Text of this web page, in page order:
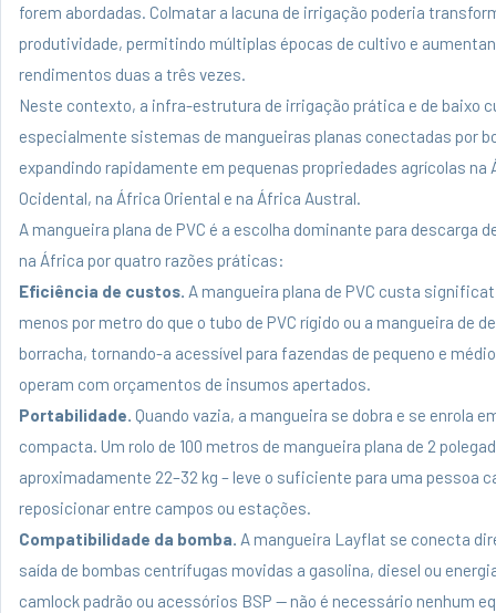
forem abordadas. Colmatar a lacuna de irrigação poderia
produtividade, permitindo múltiplas épocas de cultivo e
rendimentos duas a três vezes.
Neste contexto, a infra-estrutura de irrigação prática e de baixo
especialmente sistemas de mangueiras planas conectadas por
expandindo rapidamente em pequenas propriedades agrícolas na
Ocidental, na África Oriental e na África Austral.
A mangueira plana de PVC é a escolha dominante para descarga
na África por quatro razões práticas:
Eficiência de custos. A mangueira plana de PVC custa
menos por metro do que o tubo de PVC rígido ou a mangueira de
borracha, tornando-a acessível para fazendas de pequeno e
operam com orçamentos de insumos apertados.
Portabilidade. Quando vazia, a mangueira se dobra e se enrola
compacta. Um rolo de 100 metros de mangueira plana de 2
aproximadamente 22–32 kg – leve o suficiente para uma pessoa
reposicionar entre campos ou estações.
Compatibilidade da bomba. A mangueira Layflat se conecta
saída de bombas centrífugas movidas a gasolina, diesel ou
camlock padrão ou acessórios BSP — não é necessário nenhum